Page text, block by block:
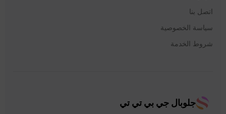
اتصل بنا
سياسة الخصوصية
شروط الخدمة
جلوبال جي بي تي تي